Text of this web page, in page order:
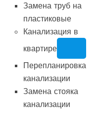
Замена труб на
пластиковые
Канализация в
квартире
Перепланировка
канализации
Замена стояка
канализации